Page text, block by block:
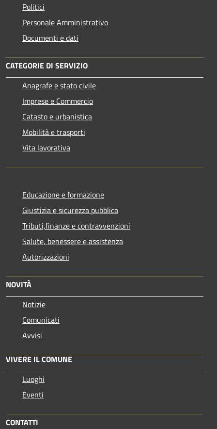
Politici
Personale Amministrativo
Documenti e dati
CATEGORIE DI SERVIZIO
Anagrafe e stato civile
Imprese e Commercio
Catasto e urbanistica
Mobilità e trasporti
Vita lavorativa
Educazione e formazione
Giustizia e sicurezza pubblica
Tributi,finanze e contravvenzioni
Salute, benessere e assistenza
Autorizzazioni
NOVITÀ
Notizie
Comunicati
Avvisi
VIVERE IL COMUNE
Luoghi
Eventi
CONTATTI